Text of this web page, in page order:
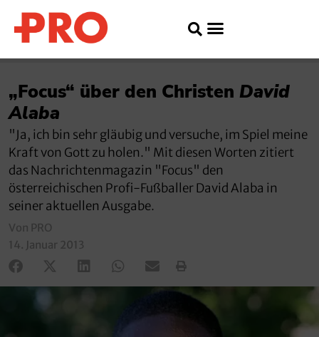
„Focus“ über den Christen David
Alaba
"Ja, ich bin sehr gläubig und versuche, im Spiel meine
Kraft von Gott zu holen." Mit diesen Worten zitiert
das Nachrichtenmagazin "Focus" den
österreichischen Profi-Fußballer David Alaba in
seiner aktuellen Ausgabe.
Von PRO
14. Januar 2013